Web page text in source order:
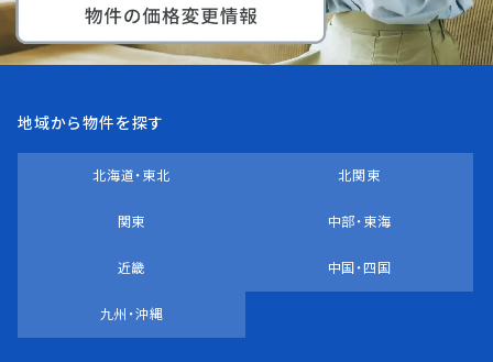
地域から物件を探す
北海道・東北 北関東
関東 中部・東海
近畿 中国・四国
九州・沖縄